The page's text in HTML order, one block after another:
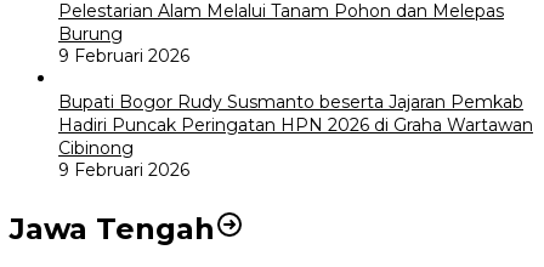
Pelestarian Alam Melalui Tanam Pohon dan Melepas
Burung
9 Februari 2026
Bupati Bogor Rudy Susmanto beserta Jajaran Pemkab
Hadiri Puncak Peringatan HPN 2026 di Graha Wartawan
Cibinong
9 Februari 2026
Jawa Tengah